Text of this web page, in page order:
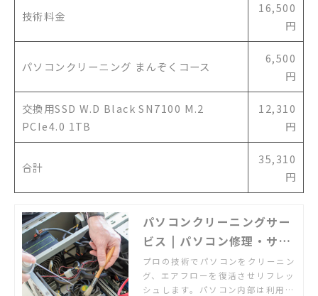
技術料金
16,500
円
パソコンクリーニング まんぞくコース
6,500
円
交換用SSD W.D Black SN7100 M.2
PCIe4.0 1TB
12,310
円
合計
35,310
円
パソコンクリーニングサー
ビス | パソコン修理・サポ
ートのデジタルドック【公
式】
プロの技術でパソコンをクリーニン
グ、エアフローを復活させリフレッ
シュします。パソコン内部は利用に